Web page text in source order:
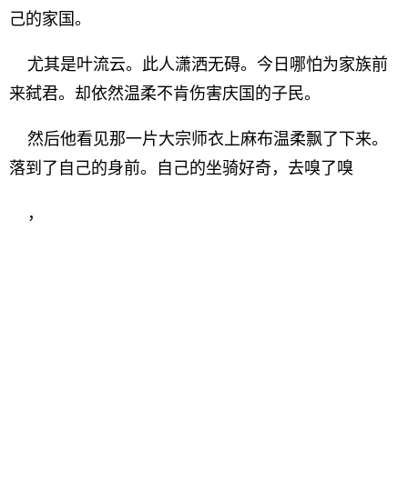
己的家国。
尤其是叶流云。此人潇洒无碍。今日哪怕为家族前
来弑君。却依然温柔不肯伤害庆国的子民。
然后他看见那一片大宗师衣上麻布温柔飘了下来。
落到了自己的身前。自己的坐骑好奇，去嗅了嗅
，